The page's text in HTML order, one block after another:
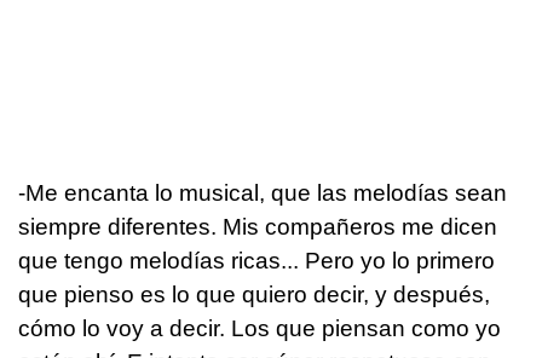
-Me encanta lo musical, que las melodías sean
siempre diferentes. Mis compañeros me dicen
que tengo melodías ricas... Pero yo lo primero
que pienso es lo que quiero decir, y después,
cómo lo voy a decir. Los que piensan como yo